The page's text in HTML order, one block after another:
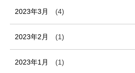
2023年3月 (4)
2023年2月 (1)
2023年1月 (1)